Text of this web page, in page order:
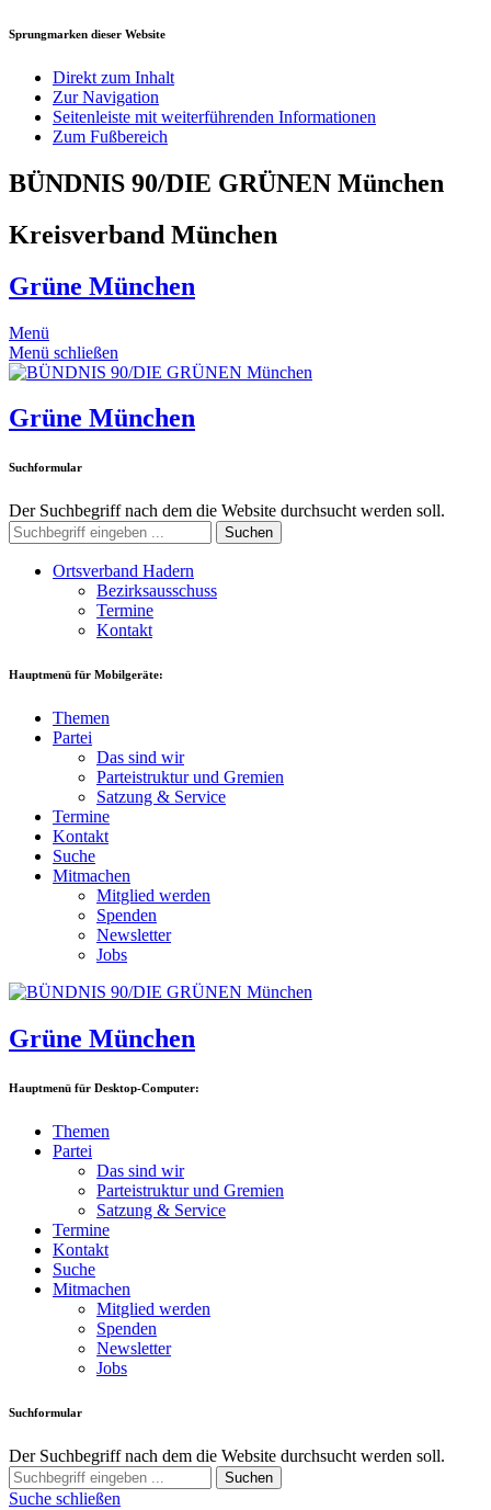
Sprungmarken dieser Website
Direkt zum Inhalt
Zur Navigation
Seitenleiste mit weiterführenden Informationen
Zum Fußbereich
BÜNDNIS 90/DIE GRÜNEN München
Kreisverband München
Grüne München
Menü
Menü schließen
Grüne München
Suchformular
Der Suchbegriff nach dem die Website durchsucht werden soll.
Suchen
Ortsverband Hadern
Bezirksausschuss
Termine
Kontakt
Hauptmenü für Mobilgeräte:
Themen
Partei
Das sind wir
Parteistruktur und Gremien
Satzung & Service
Termine
Kontakt
Suche
Mitmachen
Mitglied werden
Spenden
Newsletter
Jobs
Grüne München
Hauptmenü für Desktop-Computer:
Themen
Partei
Das sind wir
Parteistruktur und Gremien
Satzung & Service
Termine
Kontakt
Suche
Mitmachen
Mitglied werden
Spenden
Newsletter
Jobs
Suchformular
Der Suchbegriff nach dem die Website durchsucht werden soll.
Suchen
Suche schließen